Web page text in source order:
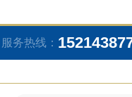
服务热线：